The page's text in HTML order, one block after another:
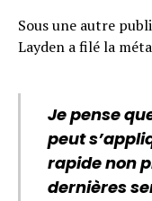
Sous une autre
Layden a filé la
Je pense
peut
rapide non
dernières